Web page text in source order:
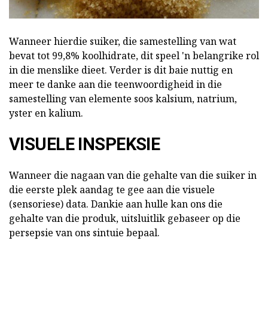
Wanneer hierdie suiker, die samestelling van wat
bevat tot 99,8% koolhidrate, dit speel 'n belangrike rol
in die menslike dieet. Verder is dit baie nuttig en
meer te danke aan die teenwoordigheid in die
samestelling van elemente soos kalsium, natrium,
yster en kalium.
VISUELE INSPEKSIE
Wanneer die nagaan van die gehalte van die suiker in
die eerste plek aandag te gee aan die visuele
(sensoriese) data. Dankie aan hulle kan ons die
gehalte van die produk, uitsluitlik gebaseer op die
persepsie van ons sintuie bepaal.